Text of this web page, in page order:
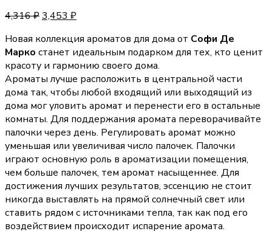
4,316₽3,453 ₽
Новая коллекция ароматов для дома от Софи Де
Марко станет идеальным подарком для тех, кто ценит
красоту и гармонию своего дома.
Ароматы лучше расположить в центральной части
дома так, чтобы любой входящий или выходящий из
дома мог уловить аромат и перенести его в остальные
комнаты. Для поддержания аромата переворачивайте
палочки через день. Регулировать аромат можно
уменьшая или увеличивая число палочек. Палочки
играют основную роль в ароматизации помещения,
чем больше палочек, тем аромат насыщеннее. Для
достижения лучших результатов, эссенцию не стоит
никогда выставлять на прямой солнечный свет или
ставить рядом с источниками тепла, так как под его
воздействием происходит испарение аромата.